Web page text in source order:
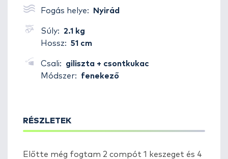
Fogás helye: Nyirád
Súly: 2.1 kg
Hossz: 51 cm
Csali:
giliszta + csontkukac
Módszer:
fenekező
RÉSZLETEK
Előtte még fogtam 2 compót 1 keszeget és 4